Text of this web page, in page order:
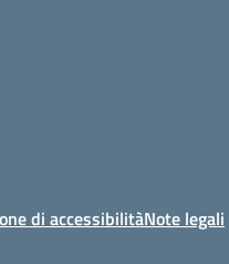
di accessibilitàNote legali